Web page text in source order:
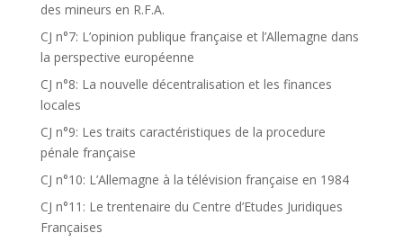
des mineurs en R.F.A.
CJ n°7: L’opinion publique française et l’Allemagne dans
la perspective européenne
CJ n°8: La nouvelle décentralisation et les finances
locales
CJ n°9: Les traits caractéristiques de la procedure
pénale française
CJ n°10: L’Allemagne à la télévision française en 1984
CJ n°11: Le trentenaire du Centre d’Etudes Juridiques
Françaises